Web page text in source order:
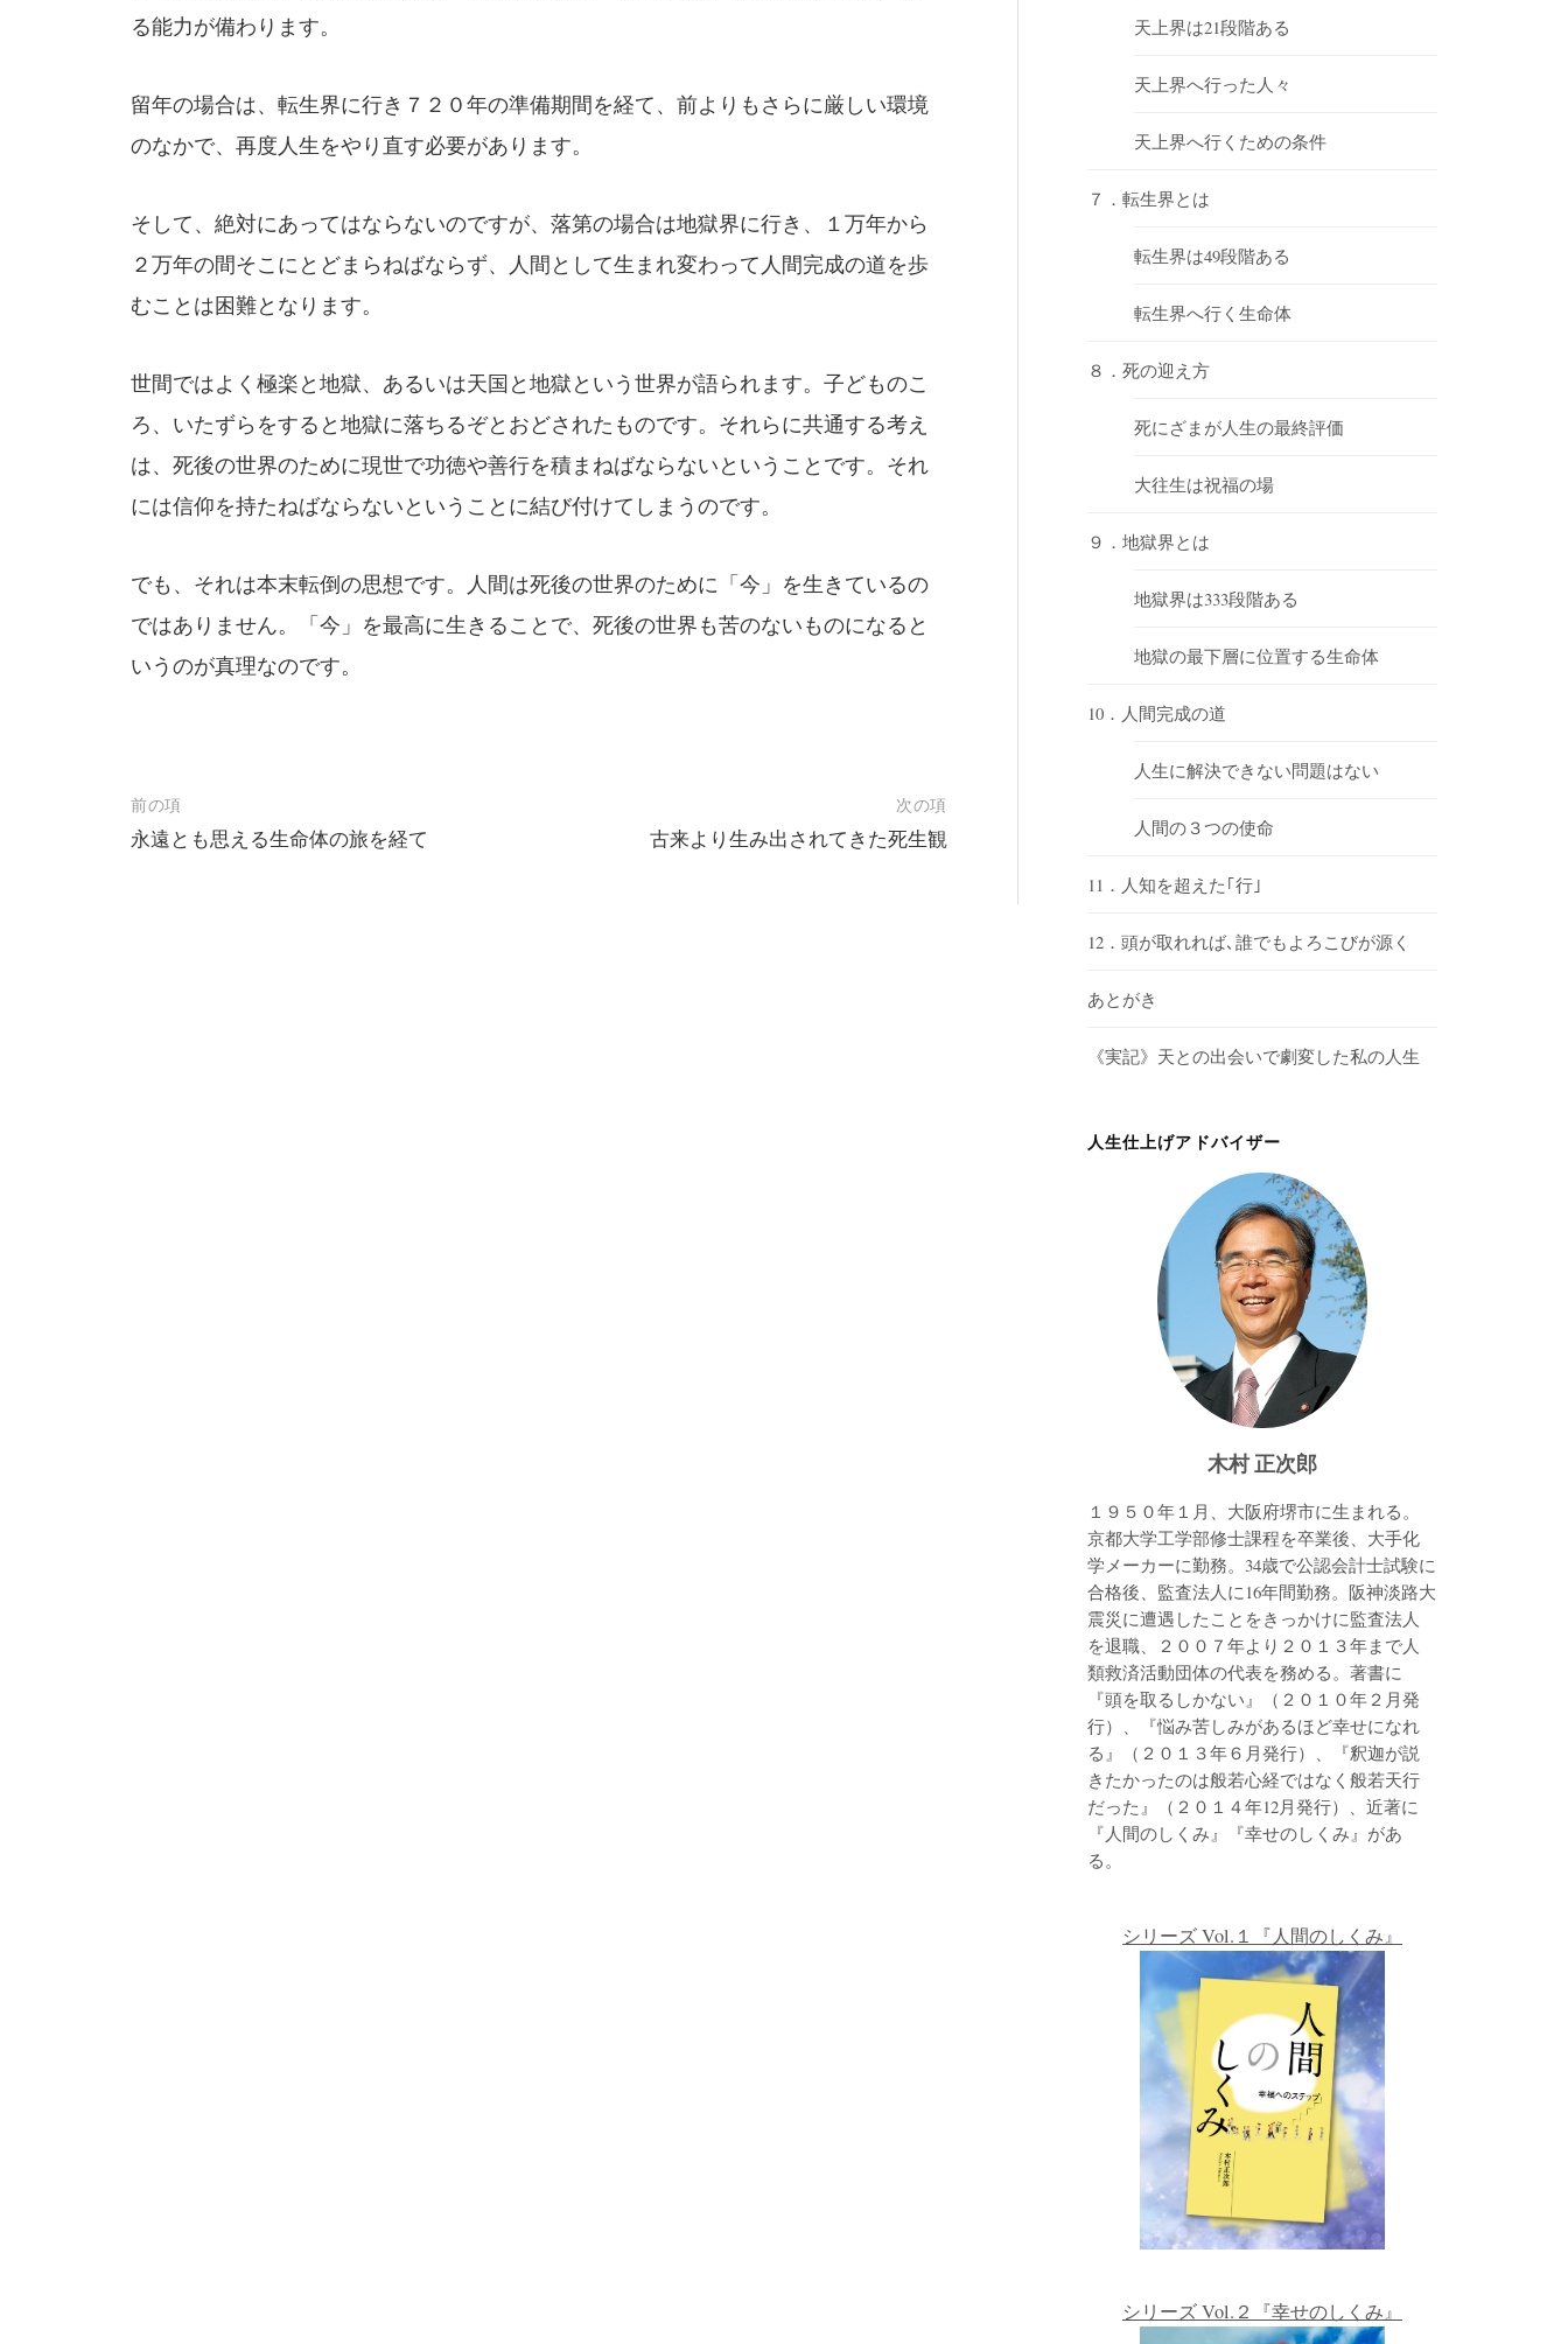
る能力が備わります。
留年の場合は、転生界に行き７２０年の準備期間を経て、前よりもさらに厳しい環境
のなかで、再度人生をやり直す必要があります。
そして、絶対にあってはならないのですが、落第の場合は地獄界に行き、１万年から
２万年の間そこにとどまらねばならず、人間として生まれ変わって人間完成の道を歩
むことは困難となります。
世間ではよく極楽と地獄、あるいは天国と地獄という世界が語られます。子どものこ
ろ、いたずらをすると地獄に落ちるぞとおどされたものです。それらに共通する考え
は、死後の世界のために現世で功徳や善行を積まねばならないということです。それ
には信仰を持たねばならないということに結び付けてしまうのです。
でも、それは本末転倒の思想です。人間は死後の世界のために「今」を生きているの
ではありません。「今」を最高に生きることで、死後の世界も苦のないものになると
いうのが真理なのです。
投
稿
前の項
永遠とも思える生命体の旅を経て
次の項
古来より生み出されてきた死生観
天上界は21段階ある
天上界へ行った人々
天上界へ行くための条件
７．転生界とは
転生界は49段階ある
転生界へ行く生命体
８．死の迎え方
死にざまが人生の最終評価
大往生は祝福の場
９．地獄界とは
地獄界は333段階ある
地獄の最下層に位置する生命体
10．人間完成の道
人生に解決できない問題はない
人間の３つの使命
11．人知を超えた｢行｣
12．頭が取れれば､誰でもよろこびが源く
あとがき
《実記》天との出会いで劇変した私の人生
人生仕上げアドバイザー
木村 正次郎
１９５０年１月、大阪府堺市に生まれる。
京都大学工学部修士課程を卒業後、大手化
学メーカーに勤務。34歳で公認会計士試験に
合格後、監査法人に16年間勤務。阪神淡路大
震災に遭遇したことをきっかけに監査法人
を退職、２００７年より２０１３年まで人
類救済活動団体の代表を務める。著書に
『頭を取るしかない』（２０１０年２月発
行）、『悩み苦しみがあるほど幸せになれ
る』（２０１３年６月発行）、『釈迦が説
きたかったのは般若心経ではなく般若天行
だった』（２０１４年12月発行）、近著に
『人間のしくみ』『幸せのしくみ』があ
る。
シリーズ Vol.１『人間のしくみ』
シリーズ Vol.２『幸せのしくみ』